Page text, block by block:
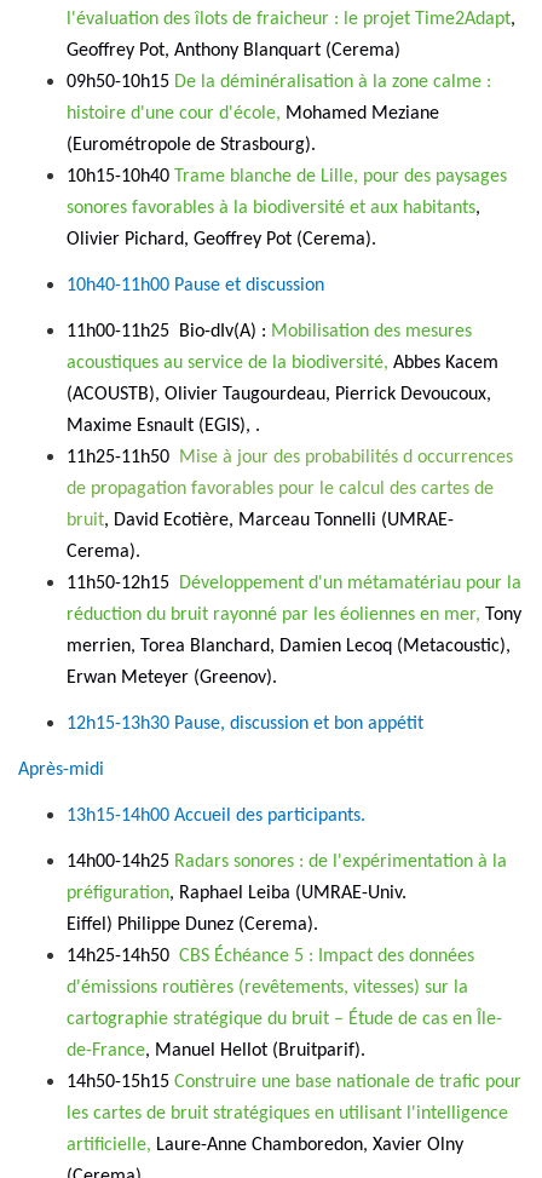
l'évaluation des îlots de fraicheur : le projet Time2Adapt,
Geoffrey Pot, Anthony Blanquart (Cerema)
09h50-10h15 De la déminéralisation à la zone calme :
histoire d'une cour d'école, Mohamed Meziane
(Eurométropole de Strasbourg).
10h15-10h40
Trame blanche de Lille, pour des paysages
sonores favorables à la biodiversité et aux habitants,
Olivier Pichard, Geoffrey Pot (Cerema).
10h40-11h00 Pause et discussion
11h00-11h25 Bio-dIv(A) : Mobilisation des mesures
acoustiques au service de la biodiversité, Abbes Kacem
(ACOUSTB), Olivier Taugourdeau, Pierrick Devoucoux,
Maxime Esnault (EGIS), .
11h25-11h50
Mise à jour des probabilités d occurrences
de propagation favorables pour le calcul des cartes de
bruit, David Ecotière, Marceau Tonnelli (UMRAE-
Cerema).
11h50-12h15
Développement d'un métamatériau pour la
réduction du bruit rayonné par les éoliennes en mer, Tony
merrien, Torea Blanchard, Damien Lecoq (Metacoustic),
Erwan Meteyer (Greenov).
12h15-13h30 Pause, discussion et bon appétit
Après-midi
13h15-14h00 Accueil des participants.
14h00-14h25 Radars sonores : de l'expérimentation à la
préfiguration, Raphael Leiba (UMRAE-Univ.
Eiffel) Philippe Dunez (Cerema).
14h25-14h50 CBS Échéance 5 : Impact des données
d'émissions routières (revêtements, vitesses) sur la
cartographie stratégique du bruit – Étude de cas en Île-
de-France, Manuel Hellot (Bruitparif).
14h50-15h15 Construire une base nationale de trafic pour
les cartes de bruit stratégiques en utilisant l'intelligence
artificielle, Laure-Anne Chamboredon, Xavier Olny